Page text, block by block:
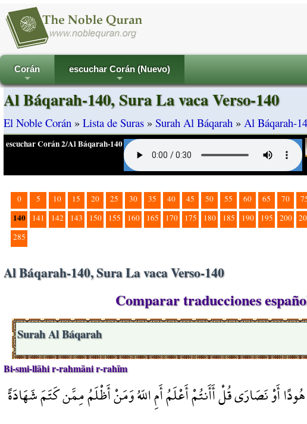
+
Corán
+
escuchar Corán (Nuevo)
Al Báqarah-140, Sura La vaca Verso-140
El Noble Corán » Lista de Suras » Surah Al Báqarah » Al Báqarah-
escuchar Corán 2/Al Báqarah-140
0 5 10 15 20 25 30 35 40 45 50 55 60 65 70
140 141 142 143 150 155 160 165 170 175 180 185 190 195 200
285
Al Báqarah-140, Sura La vaca Verso-140
Comparar traducciones
Surah Al Báqarah
Bi-smi-llāhi r-rahmāni r-rahīm
أَوْ نَصَارَى قُلْ أَأَنتُمْ أَعْلَمُ أَمِ اللّهُ وَمَنْ أَظْلَمُ مِمَّن كَتَمَ شَهَادَةً